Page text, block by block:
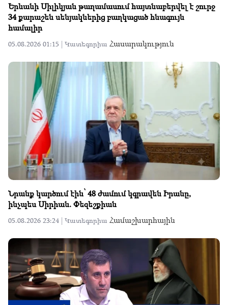
Երևանի Սիլիկյան թաղամասում հայտնաբերվել է շուրջ
34 քարաշեն սենյակներից բաղկացած հնագույն
համալիր
05.08.2026 01:15 | Կատեգորիա Հասարակություն
Նրանք կարծում էին՝ 48 ժամում կգրավեն Իրանը,
ինչպես Սիրիան. Փեզեշքիան
05.08.2026 23:24 | Կատեգորիա Համաշխարհային